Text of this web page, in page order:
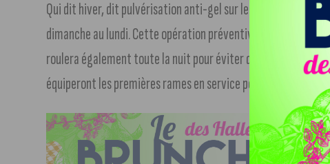
Qui dit hiver, dit pulvérisation anti-gel sur les câbles
dimanche au lundi. Cette opération préventive est
roulera également toute la nuit pour éviter que le givre
équiperont les premières rames en service pour dégivrer les